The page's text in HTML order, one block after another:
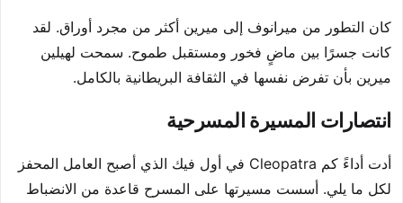
كان التطور من ميرانوف إلى ميرين أكثر من مجرد أوراق. لقد
كانت جسرًا بين ماضٍ فخور ومستقبل طموح. سمحت لهيلين
ميرين بأن تفرض نفسها في الثقافة البريطانية بالكامل.
انتصارات المسيرة المسرحية
أدت أداءً كم Cleopatra في أول فيك الذي أصبح العامل المحفز
لكل ما يلي. أسست مسيرتها على المسرح قاعدة من الانضباط